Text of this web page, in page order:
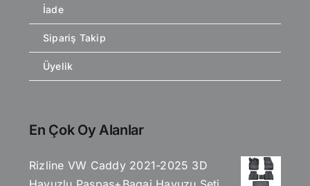
İade
Sipariş Takip
Üyelik
En Çok Oy Alanlar
Rizline VW Caddy 2021-2025 3D